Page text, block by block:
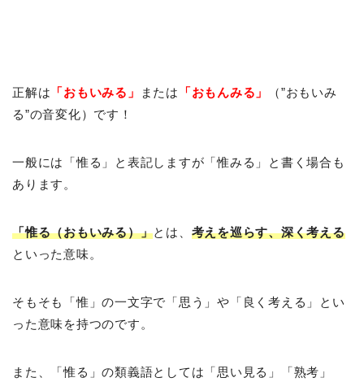
正解は 「おもいみる」 または 「おもんみる」
（”おもいみ
る”の音変化）です！
一般には「惟る」と表記しますが「惟みる」と書く場合も
あります。
「惟る（おもいみる）」とは、 考えを巡らす、深く考える
といった意味。
そもそも「惟」の一文字で「思う」や「良く考える」とい
った意味を持つのです。
また、「惟る」の類義語としては「思い見る」「熟考」